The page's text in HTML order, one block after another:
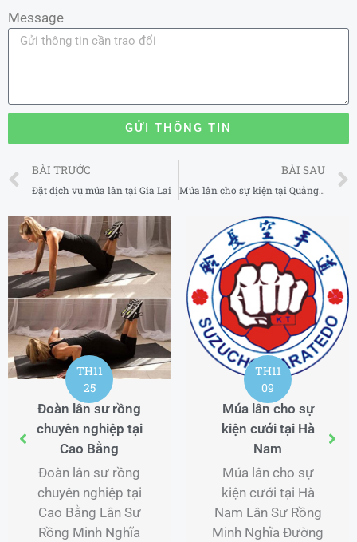
Message
GỬI THÔNG TIN
Prev
BÀI TRƯỚC
Đặt dịch vụ múa lân tại Gia Lai
BÀI SAU
Múa lân cho sự kiện tại Quảng Ninh
TH11
25
Đoàn lân sư rồng
chuyên nghiệp tại
Cao Bằng
Đoàn lân sư rồng
chuyên nghiệp tại
Cao Bằng Lân Sư
Rồng Minh Nghĩa
TH11
09
Múa lân cho sự
kiện cưới tại Hà
Nam
Múa lân cho sự
kiện cưới tại Hà
Nam Lân Sư Rồng
Minh Nghĩa Đường